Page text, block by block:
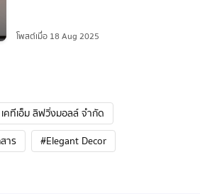
โพสต์เมื่อ 18 Aug 2025
คทีเอ็ม ลิฟวิ่งมอลล์ จำกัด
าร #Elegant Decor